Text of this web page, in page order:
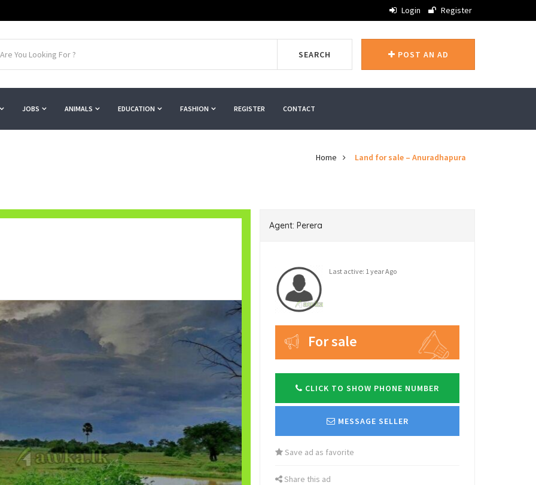
Login Register
SEARCH POST AN AD
JOBS ANIMALS EDUCATION FASHION REGISTER CONTACT
Home Land for sale – Anuradhapura
Agent: Perera
Last active: 1 year Ago
For sale
CLICK TO SHOW PHONE NUMBER
MESSAGE SELLER
Save ad as favorite
Share this ad